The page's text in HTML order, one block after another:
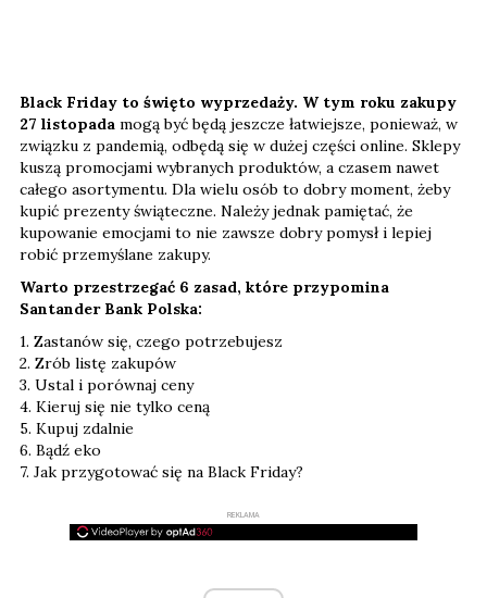
Black Friday to święto wyprzedaży. W tym roku zakupy
27 listopada mogą być będą jeszcze łatwiejsze, ponieważ, w
związku z pandemią, odbędą się w dużej części online. Sklepy
kuszą promocjami wybranych produktów, a czasem nawet
całego asortymentu. Dla wielu osób to dobry moment, żeby
kupić prezenty świąteczne. Należy jednak pamiętać, że
kupowanie emocjami to nie zawsze dobry pomysł i lepiej
robić przemyślane zakupy.
Warto przestrzegać 6 zasad, które przypomina
Santander Bank Polska:
1. Zastanów się, czego potrzebujesz
2. Zrób listę zakupów
3. Ustal i porównaj ceny
4. Kieruj się nie tylko ceną
5. Kupuj zdalnie
6. Bądź eko
7. Jak przygotować się na Black Friday?
REKLAMA